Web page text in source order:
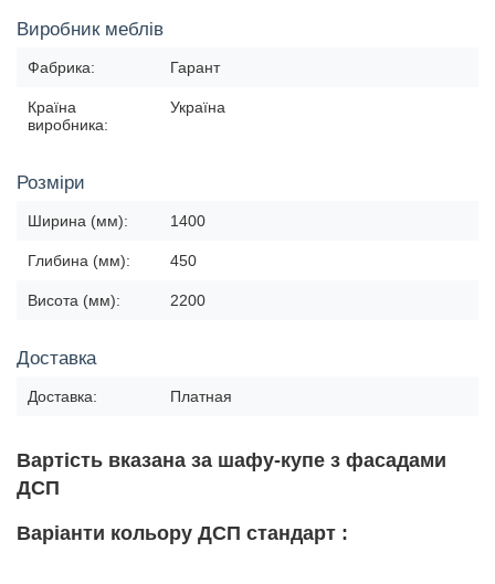
Виробник меблів
Фабрика: Гарант
Країна
виробника:
Україна
Розміри
Ширина (мм): 1400
Глибина (мм): 450
Висота (мм): 2200
Доставка
Доставка: Платная
Вартість вказана за шафу-купе з фасадами
ДСП
Варіанти кольору ДСП стандарт :